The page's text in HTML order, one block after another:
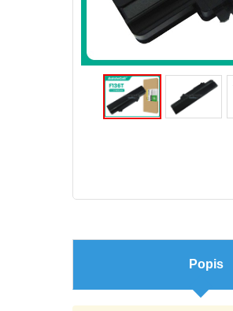
Popis